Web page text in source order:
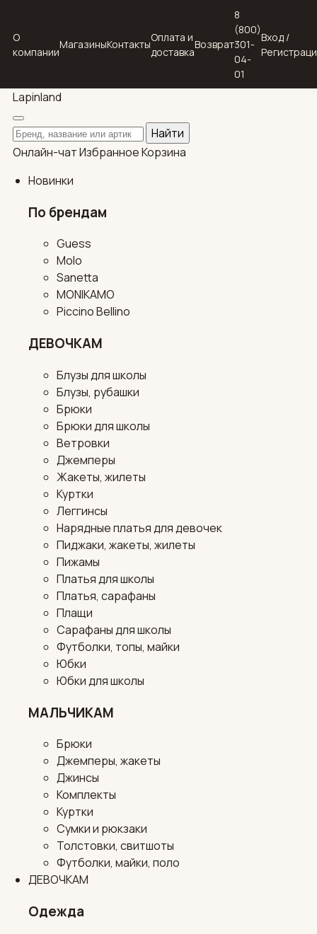
О
компании
МагазиныКонтакты
Оплата и
доставка
Возврат
8
(800)
301-
04-
01
Вход /
Lapinland
Поиск по каталогу
Найти
Онлайн-чатИзбранноеКорзина
Новинки
По брендам
Guess
Molo
Sanetta
MONIKAMO
Piccino Bellino
ДЕВОЧКАМ
Блузы для школы
Блузы, рубашки
Брюки
Брюки для школы
Ветровки
Джемперы
Жакеты, жилеты
Куртки
Леггинсы
Нарядные платья для девочек
Пиджаки, жакеты, жилеты
Пижамы
Платья для школы
Платья, сарафаны
Плащи
Сарафаны для школы
Футболки, топы, майки
Юбки
Юбки для школы
МАЛЬЧИКАМ
Брюки
Джемперы, жакеты
Джинсы
Комплекты
Куртки
Сумки и рюкзаки
Толстовки, свитшоты
Футболки, майки, поло
ДЕВОЧКАМ
Одежда